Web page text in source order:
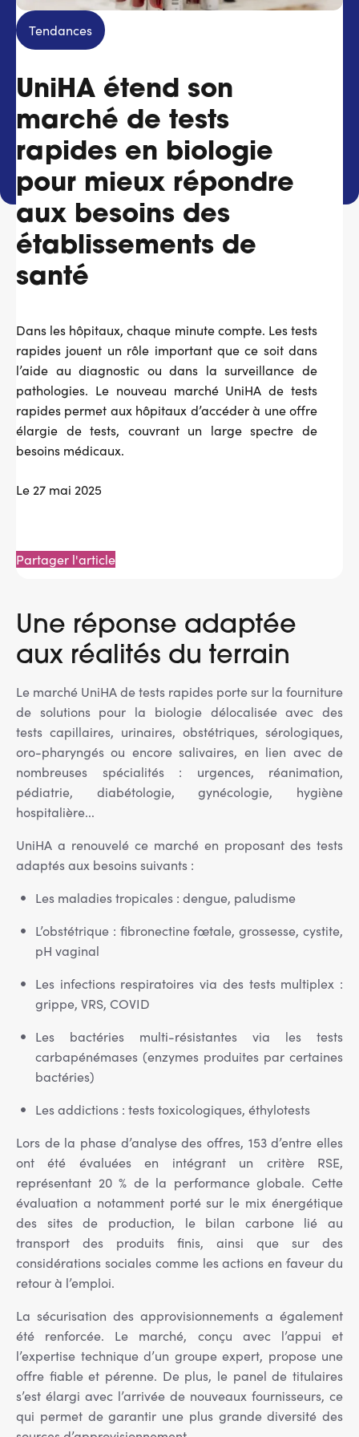
Services adhérents
Top
Fournisseurs
Recrutement
Espace presse
Aide & contact
Tendances
UniHA étend son
marché de tests
rapides en biologie
pour mieux répondre
aux besoins des
établissements de
santé
Dans les hôpitaux, chaque minute compte. Les tests
rapides jouent un rôle important que ce soit dans
l’aide au diagnostic ou dans la surveillance de
pathologies. Le nouveau marché UniHA de tests
rapides permet aux hôpitaux d’accéder à une offre
élargie de tests, couvrant un large spectre de
besoins médicaux.
Le 27 mai 2025
Partager l'article
Une réponse adaptée
aux réalités du terrain
Le marché UniHA de tests rapides porte sur la fourniture
de solutions pour la biologie délocalisée avec des
tests capillaires, urinaires, obstétriques, sérologiques,
oro-pharyngés ou encore salivaires, en lien avec de
nombreuses spécialités : urgences, réanimation,
pédiatrie, diabétologie, gynécologie, hygiène
hospitalière...
UniHA a renouvelé ce marché en proposant des tests
adaptés aux besoins suivants :
Les maladies tropicales : dengue, paludisme
L’obstétrique : fibronectine fœtale, grossesse, cystite,
pH vaginal
Les infections respiratoires via des tests multiplex :
grippe, VRS, COVID
Les bactéries multi-résistantes via les tests
carbapénémases (enzymes produites par certaines
bactéries)
Les addictions : tests toxicologiques, éthylotests
Lors de la phase d’analyse des offres, 153 d’entre elles
ont été évaluées en intégrant un critère RSE,
représentant 20 % de la performance globale. Cette
évaluation a notamment porté sur le mix énergétique
des sites de production, le bilan carbone lié au
transport des produits finis, ainsi que sur des
considérations sociales comme les actions en faveur du
retour à l’emploi.
La sécurisation des approvisionnements a également
été renforcée. Le marché, conçu avec l’appui et
l’expertise technique d’un groupe expert, propose une
offre fiable et pérenne. De plus, le panel de titulaires
s’est élargi avec l’arrivée de nouveaux fournisseurs, ce
qui permet de garantir une plus grande diversité des